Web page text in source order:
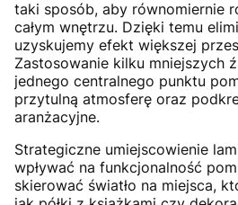
taki sposób, aby równomiernie
całym wnętrzu. Dzięki temu
uzyskujemy efekt większej
Zastosowanie kilku mniejszych
jednego centralnego punktu
przytulną atmosferę oraz
aranżacyjne.
Strategiczne umiejscowienie
wpływać na funkcjonalność
skierować światło na miejsca,